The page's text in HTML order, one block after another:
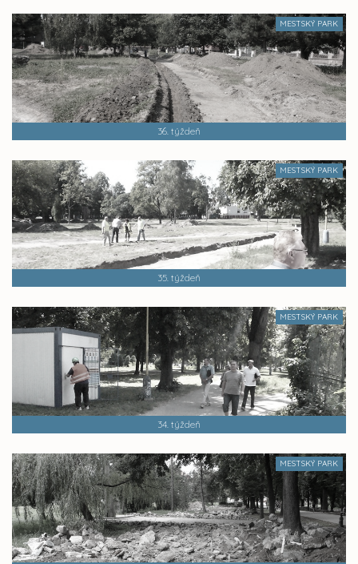
MESTSKÝ PARK
36. týždeň
MESTSKÝ PARK
35. týždeň
MESTSKÝ PARK
34. týždeň
MESTSKÝ PARK